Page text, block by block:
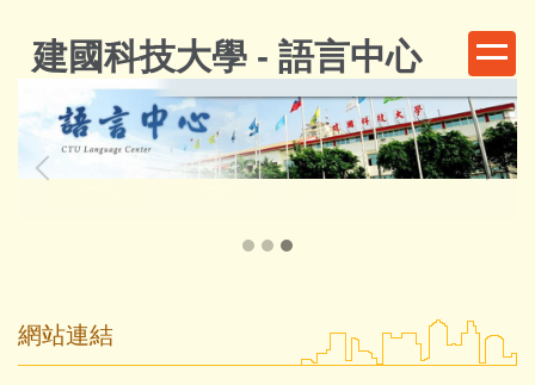
主建國科技大學 - 語言中心
網站連結